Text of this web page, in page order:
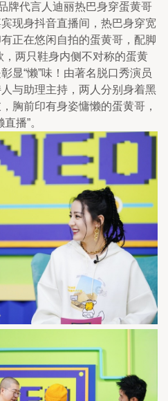
牌代言人迪丽热巴身穿蛋黄哥
现身抖音直播间，热巴身穿宽
正在悠闲自拍的蛋黄哥，配脚
两只鞋身内侧不对称的蛋黄
显“懒”味！由著名脱口秀演员
与助理主持，两人分别身着黑
胸前印有身姿慵懒的蛋黄哥，
播”。